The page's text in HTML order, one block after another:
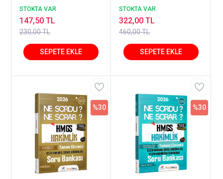
Cevap Ezberler - Serhat
STOKTA VAR
230,00 TL
147,50 TL
Anayasa Ne Sordu Ne
Çözümlü - İlker Eroğlu
Dizgi Kitap
STOKTA VAR
460,00 TL
322,00 TL
%30 %30